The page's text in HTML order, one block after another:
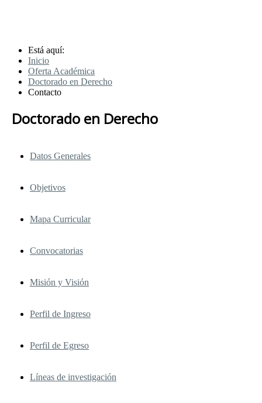
Está aquí:
Inicio
Oferta Académica
Doctorado en Derecho
Contacto
Doctorado en Derecho
Datos Generales
Objetivos
Mapa Curricular
Convocatorias
Misión y Visión
Perfil de Ingreso
Perfil de Egreso
Líneas de investigación